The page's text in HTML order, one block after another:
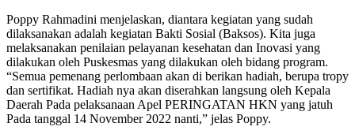
Poppy Rahmadini menjelaskan, diantara kegiatan yang sudah
dilaksanakan adalah kegiatan Bakti Sosial (Baksos). Kita juga
melaksanakan penilaian pelayanan kesehatan dan Inovasi yang
dilakukan oleh Puskesmas yang dilakukan oleh bidang program.
“Semua pemenang perlombaan akan di berikan hadiah, berupa tropy
dan sertifikat. Hadiah nya akan diserahkan langsung oleh Kepala
Daerah Pada pelaksanaan Apel PERINGATAN HKN yang jatuh
Pada tanggal 14 November 2022 nanti,” jelas Poppy.